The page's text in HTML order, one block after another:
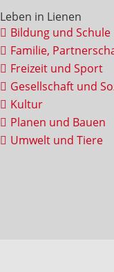
Leben in Lienen
Bildung und Schule
Familie,
Freizeit und Sport
Gesellschaft und
Kultur
Planen und Bauen
Umwelt und Tiere